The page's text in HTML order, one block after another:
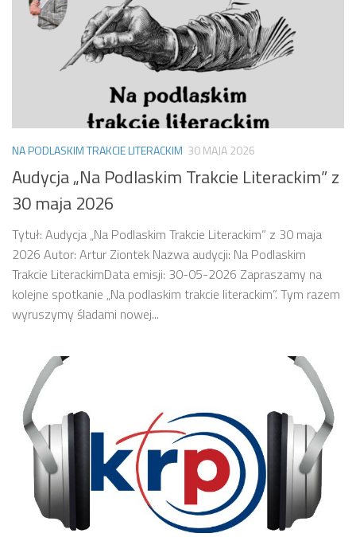
NA PODLASKIM TRAKCIE LITERACKIM 30 MAJA 2026
Audycja „Na Podlaskim Trakcie Literackim” z
30 maja 2026
Tytuł: Audycja „Na Podlaskim Trakcie Literackim” z 30 maja
2026 Autor: Artur Ziontek Nazwa audycji: Na Podlaskim
Trakcie LiterackimData emisji: 30-05-2026 Zapraszamy na
kolejne spotkanie „Na podlaskim trakcie literackim”. Tym razem
wyruszymy śladami nowej...